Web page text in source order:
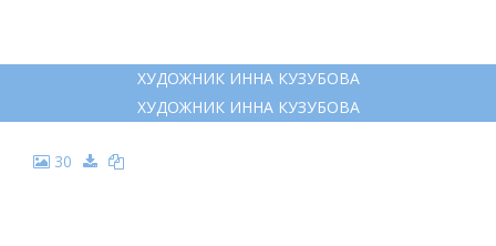
ХУДОЖНИК ИННА КУЗУБОВА
ХУДОЖНИК ИННА КУЗУБОВА
30